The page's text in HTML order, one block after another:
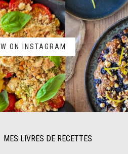
ON INSTAGRAM
MES LIVRES DE RECETTES